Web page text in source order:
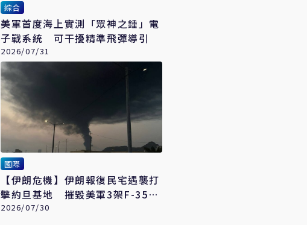
綜合
美軍首度海上實測「眾神之錘」電
子戰系統 可干擾精準飛彈導引
2026/07/31
國際
【伊朗危機】伊朗報復民宅遇襲打
擊約旦基地 摧毀美軍3架F-35戰
機
2026/07/30